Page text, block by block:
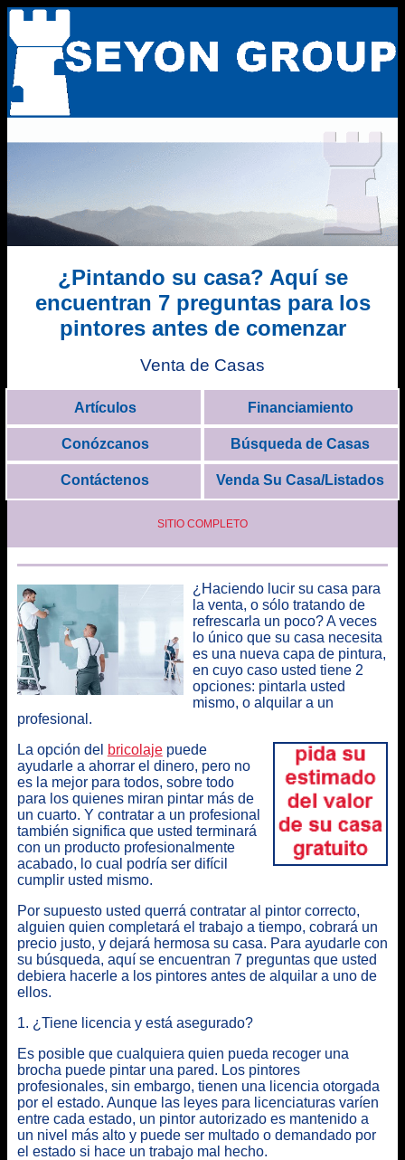
¿Pintando su casa? Aquí se
encuentran 7 preguntas para los
pintores antes de comenzar
Venta de Casas
Artículos Financiamiento
Conózcanos Búsqueda de Casas
Contáctenos Venda Su Casa/Listados
SITIO COMPLETO
¿Haciendo lucir su casa para
la venta, o sólo tratando de
refrescarla un poco?A veces
lo único que su casa necesita
es una nueva capa de pintura,
en cuyo caso usted tiene 2
opciones: pintarla usted
mismo, o alquilar a un
profesional.
La opción del bricolajepuede
ayudarle a ahorrar el dinero, pero no
es la mejor para todos, sobre todo
para los quienes miran pintar más de
un cuarto. Y contratar a un profesional
también significa que usted terminará
con un producto profesionalmente
acabado, lo cual podría ser difícil
cumplir usted mismo.
Por supuesto usted querrá contratar al pintor correcto,
alguien quien completará el trabajo a tiempo, cobrará un
precio justo, y dejará hermosa su casa. Para ayudarle con
su búsqueda, aquí se encuentran 7 preguntas que usted
debiera hacerle a los pintoresantes de alquilar a uno de
ellos.
1. ¿Tiene licencia y está asegurado?
Es posible que cualquiera quien pueda recoger una
brocha puede pintar una pared. Los pintores
profesionales, sin embargo, tienen una licencia otorgada
por el estado. Aunque las leyes para licenciaturas varíen
entre cada estado, un pintor autorizado es mantenido a
un nivel más alto y puede ser multado o demandado por
el estado si hace un trabajo mal hecho.